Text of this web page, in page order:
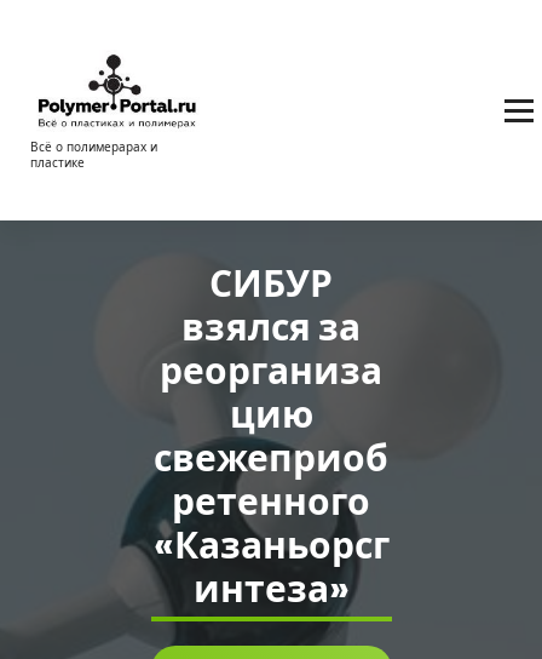
содержимому
Всё о полимерарах и
пластике
СИБУР
взялся за
реорганиза
цию
свежеприоб
ретенного
«Казаньорсг
интеза»